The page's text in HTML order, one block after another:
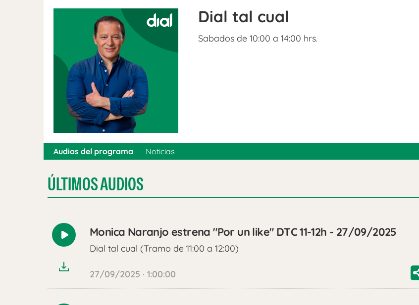
Dial tal cual
Sabados de 10:00 a 14:00 hrs.
Audios del programa Noticias
ÚLTIMOS AUDIOS
Reproducir
Monica Naranjo estrena "Por un like" DTC 11-12h - 27/09/2025
Dial tal cual (Tramo de 11:00 a 12:00)
27/09/2025 · 1:00:00